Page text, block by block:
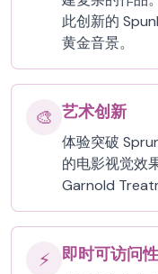
此创新的
黄金音景。
🎨 艺术创新
体验突破
的电影视觉效
Garnold
⚡ 即时可访问性